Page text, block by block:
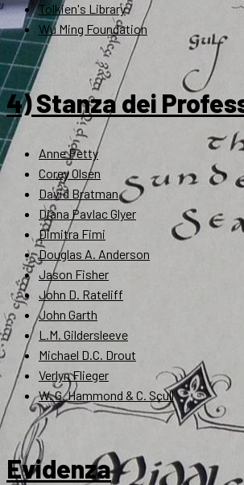
Tolkien's Library
Wu Ming Foundation
4) Stanza dei
Anne Petty
Corey Olsen
David Bratman
Diana Pavlac Glyer
Dimitra Fimi
Douglas A. Anderson
Jason Fisher
John D. Rateliff
John Garth
L.M. Gildersleeve
Michael D.C. Drout
Verlyn Flieger
W. G. Hammond & C. Scull
Evidenza